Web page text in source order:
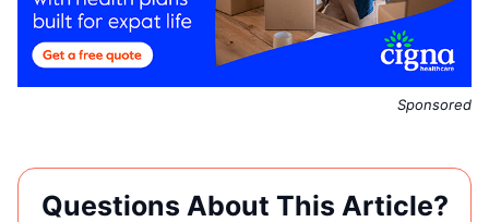
Sponsored
Questions About This Article?